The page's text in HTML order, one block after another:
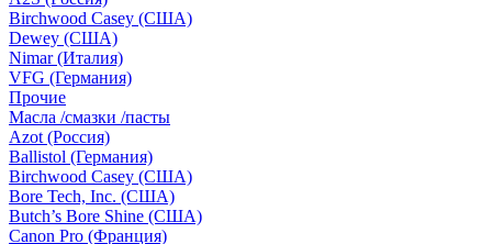
Birchwood Casey (США)
Dewey (США)
Nimar (Италия)
VFG (Германия)
Прочие
Масла /смазки /пасты
Azot (Россия)
Ballistol (Германия)
Birchwood Casey (США)
Bore Tech, Inc. (США)
Butch’s Bore Shine (СШA)
Canon Pro (Франция)